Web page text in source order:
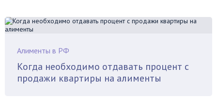
Алименты в РФ
Когда необходимо отдавать процент с
продажи квартиры на алименты